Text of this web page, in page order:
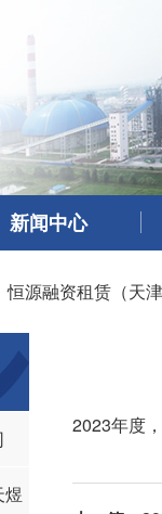
新闻中心
恒源融资租赁（天
煜
2023年度